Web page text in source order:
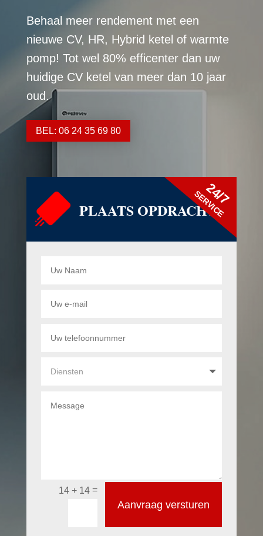
Behaal meer rendement met een
nieuwe CV, HR, Hybrid ketel of warmte
pomp! Tot wel 80% efficenter dan uw
huidige CV ketel van meer dan 10 jaar
oud.
BEL: 06 24 35 69 80
PLAATS OPDRACHT
24/7
SERVICE
14 + 14=
Aanvraag versturen